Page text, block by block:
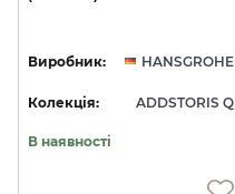
Виробник: HANSGROHE
Колекція: ADDSTORIS Q
В наявності